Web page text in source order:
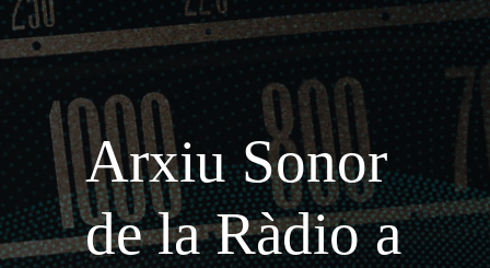
Arxiu Sonor
de la Ràdio a